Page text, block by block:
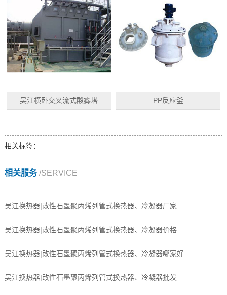
吴江横卧交叉流式酸雾塔 PP反应釜
相关标签：
相关服务/SERVICE
吴江换热器|改性石墨聚丙烯列管式换热器、冷凝器厂家
吴江换热器|改性石墨聚丙烯列管式换热器、冷凝器价格
吴江换热器|改性石墨聚丙烯列管式换热器、冷凝器哪家好
吴江换热器|改性石墨聚丙烯列管式换热器、冷凝器批发